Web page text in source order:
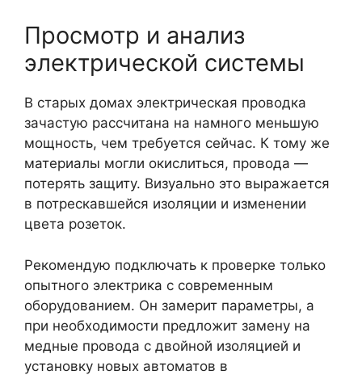
Просмотр и анализ
электрической системы
В старых домах электрическая проводка
зачастую рассчитана на намного меньшую
мощность, чем требуется сейчас. К тому же
материалы могли окислиться, провода —
потерять защиту. Визуально это выражается
в потрескавшейся изоляции и изменении
цвета розеток.
Рекомендую подключать к проверке только
опытного электрика с современным
оборудованием. Он замерит параметры, а
при необходимости предложит замену на
медные провода с двойной изоляцией и
установку новых автоматов в